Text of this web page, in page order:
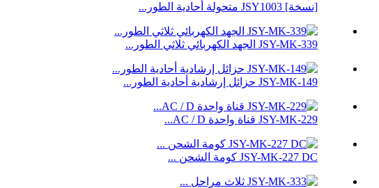
[نسخة] JSY1003 متحولة أحادية الطور...
JSY-MK-339 الجهد الكهربائي ثلاثي الطور...
JSY-MK-149 حزائل إرشادية أحادية الطور...
JSY-MK-229 قناة واحدة AC / D...
JSY-MK-227 DC كومة الشحن ...